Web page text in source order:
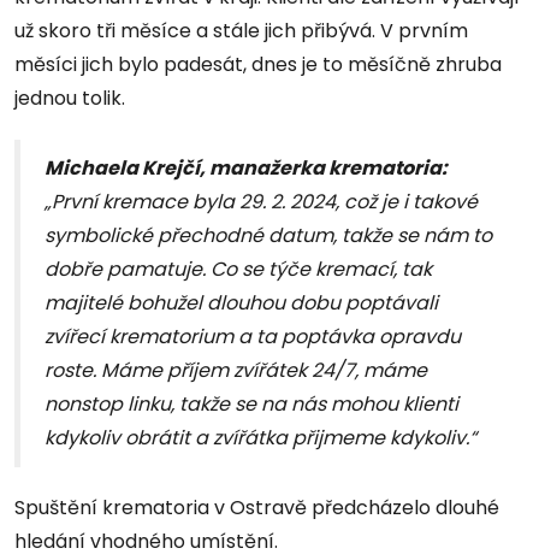
už skoro tři měsíce a stále jich přibývá. V prvním
měsíci jich bylo padesát, dnes je to měsíčně zhruba
jednou tolik.
Michaela Krejčí, manažerka krematoria:
„První kremace byla 29. 2. 2024, což je i takové
symbolické přechodné datum, takže se nám to
dobře pamatuje. Co se týče kremací, tak
majitelé bohužel dlouhou dobu poptávali
zvířecí krematorium a ta poptávka opravdu
roste. Máme příjem zvířátek 24/7, máme
nonstop linku, takže se na nás mohou klienti
kdykoliv obrátit a zvířátka přijmeme kdykoliv.“
Spuštění krematoria v Ostravě předcházelo dlouhé
hledání vhodného umístění.